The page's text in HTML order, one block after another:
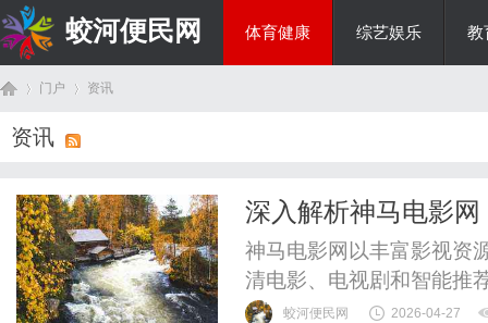
蛟河便民网 体育健康 综艺娱乐 教
门户 资讯
资讯
深入解析神马电影
神马电影网以丰富影视资
清电影、电视剧和智能推
需求。蛟河便民网 2026-04-27